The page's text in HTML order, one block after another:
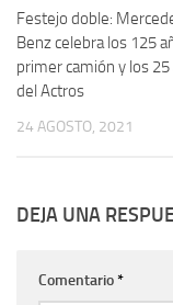
Festejo doble:
Benz celebra los 125
primer camión y los 25
del Actros
24 AGOSTO, 2021
DEJA UNA
Comentario*